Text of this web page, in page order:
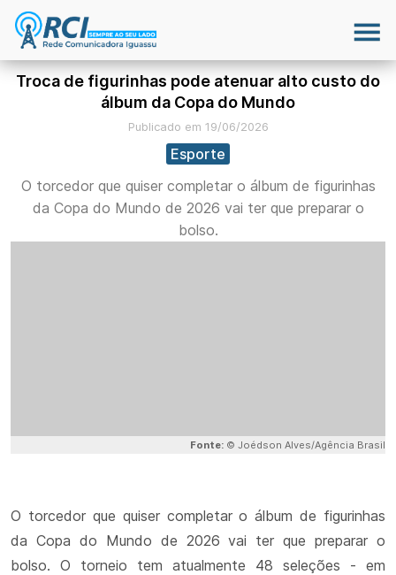
Troca de figurinhas pode atenuar alto custo do
álbum da Copa do Mundo
Publicado em 19/06/2026
Esporte
O torcedor que quiser completar o álbum de figurinhas
da Copa do Mundo de 2026 vai ter que preparar o
bolso.
Fonte: © Joédson Alves/Agência Brasil
O torcedor que quiser completar o álbum de figurinhas
da Copa do Mundo de 2026 vai ter que preparar o
bolso. O torneio tem atualmente 48 seleções - em